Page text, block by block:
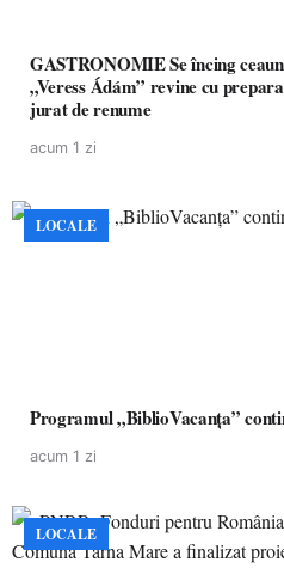
GASTRONOMIE Se încing ceaunele la Satu Mare! Concursul
„Veress Ádám” revine cu
jurat de renume
acum 1 zi
LOCALE
Programul „BiblioVacanța”
acum 1 zi
LOCALE